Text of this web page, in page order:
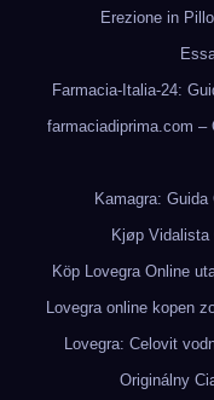
Erezione in
Farmacia-Italia-24:
farmaciadiprima.com –
Kamagra:
Kjøp Vidalista
Köp Lovegra Online
Lovegra online kopen
Lovegra: Celovit
Originálny